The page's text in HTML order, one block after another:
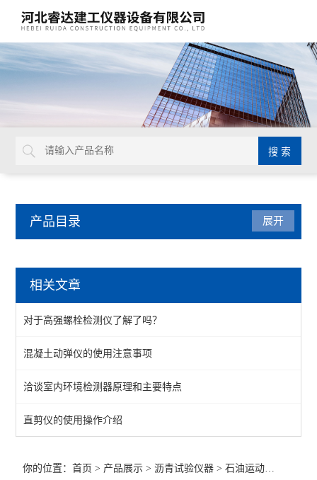
产品目录
数字式旋转粘度计
路面橡胶沥青灌封胶拉伸试验仪
沥青压力老化系统
自动沥青溶解度测定仪
沥青路面检测仪器
展开
相关文章
对于高强螺栓检测仪了解了吗？
混凝土动弹仪的使用注意事项
洽谈室内环境检测器原理和主要特点
直剪仪的使用操作介绍
你的位置：首页 > 产品展示 >沥青试验仪器 >石油运动粘度测定仪